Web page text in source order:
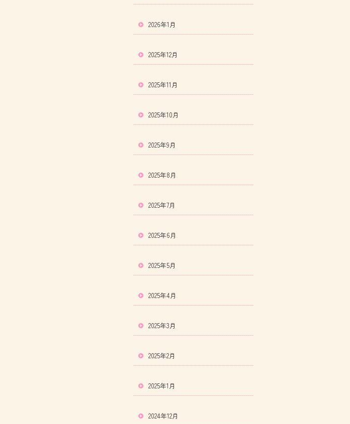
2026年1月
2025年12月
2025年11月
2025年10月
2025年9月
2025年8月
2025年7月
2025年6月
2025年5月
2025年4月
2025年3月
2025年2月
2025年1月
2024年12月